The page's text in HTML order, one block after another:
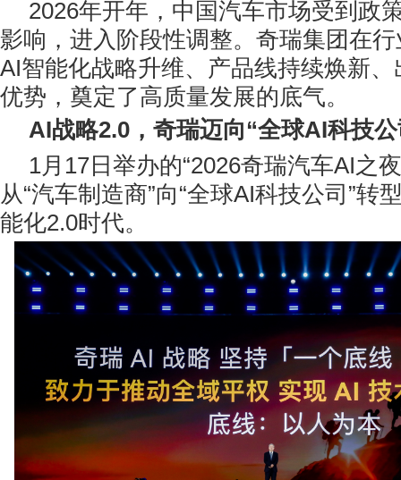
2026年开年，中国汽车市场受到政
影响，进入阶段性调整。奇瑞集团在
AI智能化战略升维、产品线持续焕新
优势，奠定了高质量发展的底气。
AI战略2.0 ， 奇瑞迈向“全球AI科技
1月17日举办的“2026奇瑞汽车AI之
从“汽车制造商”向“全球AI科技公司”转
能化2.0时代。